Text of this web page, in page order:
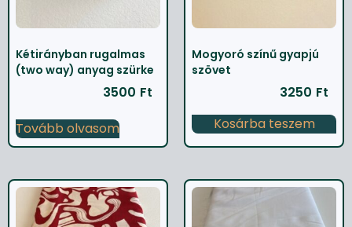
Kétirányban rugalmas
(two way) anyag szürke
3500 Ft
Tovább olvasom
Mogyoró színű gyapjú
szövet
3250 Ft
Kosárba teszem